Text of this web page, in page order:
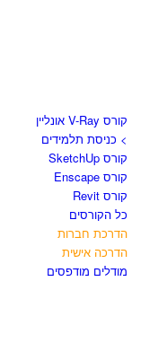
קורס V-Ray אונליין
> כניסת תלמידים
קורס SketchUp
קורס Enscape
קורס Revit
כל הקורסים
הדרכת חברות
הדרכה אישית
מודלים מודפסים